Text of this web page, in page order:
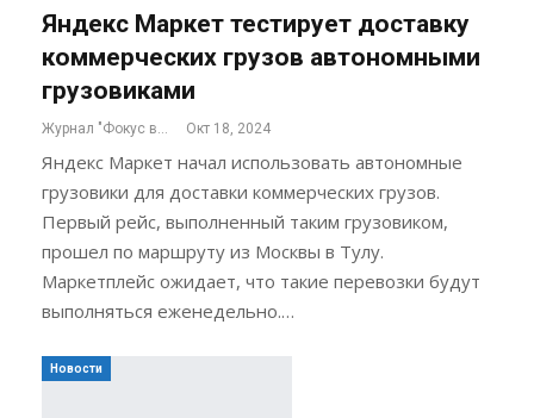
Яндекс Маркет тестирует доставку
коммерческих грузов автономными
грузовиками
Окт 18, 2024
Яндекс Маркет начал использовать автономные
грузовики для доставки коммерческих грузов.
Первый рейс, выполненный таким грузовиком,
прошел по маршруту из Москвы в Тулу.
Маркетплейс ожидает, что такие перевозки будут
выполняться еженедельно.…
Новости